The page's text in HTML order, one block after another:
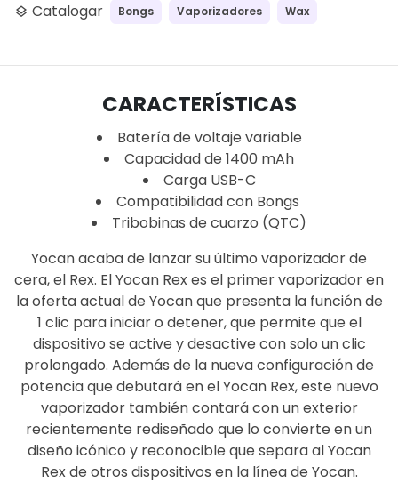
layers Catalogar Bongs Vaporizadores Wax
CARACTERÍSTICAS
Batería de voltaje variable
Capacidad de 1400 mAh
Carga USB-C
Compatibilidad con Bongs
Tribobinas de cuarzo (QTC)
Yocan acaba de lanzar su último vaporizador de
cera, el Rex. El Yocan Rex es el primer vaporizador en
la oferta actual de Yocan que presenta la función de
1 clic para iniciar o detener, que permite que el
dispositivo se active y desactive con solo un clic
prolongado. Además de la nueva configuración de
potencia que debutará en el Yocan Rex, este nuevo
vaporizador también contará con un exterior
recientemente rediseñado que lo convierte en un
diseño icónico y reconocible que separa al Yocan
Rex de otros dispositivos en la línea de Yocan.